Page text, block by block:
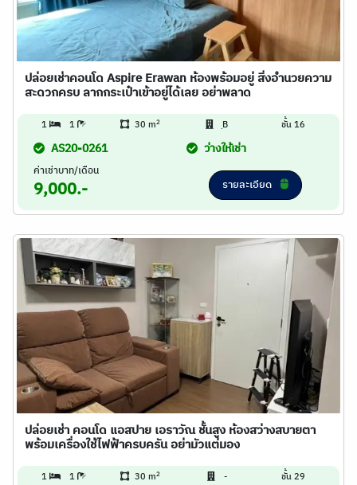
ปล่อยเช่าคอนโด Aspire Erawan ห้องพร้อมอยู่ สิ่งอำนวยความ
สะดวกครบ ลากกระเป๋าเข้าอยู่ได้เลย อย่าพลาด
1 1 30 m2 ฺB ชั้น 16
AS20-0261 ว่างให้เช่า
ค่าเช่าบาท/เดือน
9,000.- รายละเอียด
ปล่อยเช่า คอนโด แอสปาย เอราวัณ ชั้นสูง ห้องสว่างสบายตา
พร้อมเครื่องใช้ไฟฟ้าครบครัน อย่ามัวแต่มอง
1 1 30 m2 - ชั้น 29